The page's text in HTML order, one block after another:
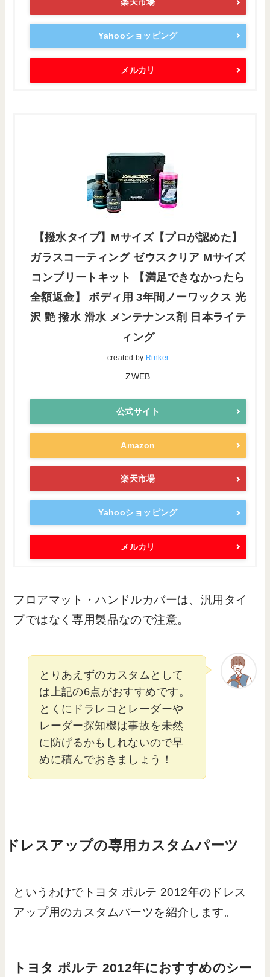
Yahooショッピング
メルカリ
【撥水タイプ】Mサイズ【プロが認めた】
ガラスコーティング ゼウスクリア Mサイズ
コンプリートキット 【満足できなかったら
全額返金】 ボディ用 3年間ノーワックス 光
沢 艶 撥水 滑水 メンテナンス剤 日本ライテ
ィング
created by Rinker
ZWEB
公式サイト
Amazon
楽天市場
Yahooショッピング
メルカリ
フロアマット・ハンドルカバーは、汎用タイ
プではなく専用製品なので注意。
とりあえずのカスタムとして
は上記の6点がおすすめです。
とくにドラレコとレーダーや
レーダー探知機は事故を未然
に防げるかもしれないので早
めに積んでおきましょう！
ドレスアップの専用カスタムパーツ
というわけでトヨタ ポルテ 2012年のドレス
アップ用のカスタムパーツを紹介します。
トヨタ ポルテ 2012年におすすめのシー